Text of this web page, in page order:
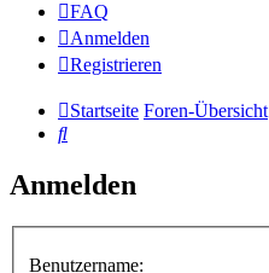
FAQ
Anmelden
Registrieren
Startseite Foren-Übersicht
Suche
Anmelden
Benutzername: